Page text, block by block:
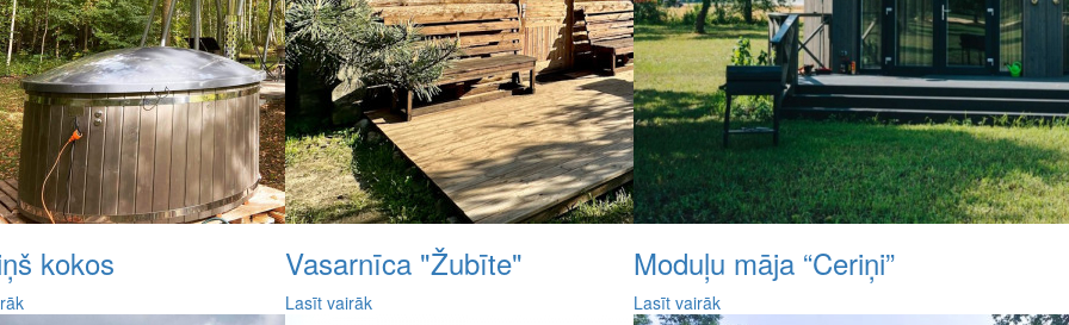
kokos Vasarnīca "Žubīte"
Lasīt vairāk
Moduļu māja “Ceriņi”
Lasīt vairāk